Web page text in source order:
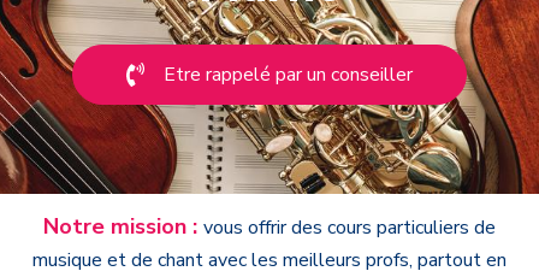
Etre rappelé par un conseiller
Notre mission : vous offrir des cours particuliers de
musique et de chant avec les meilleurs profs, partout en